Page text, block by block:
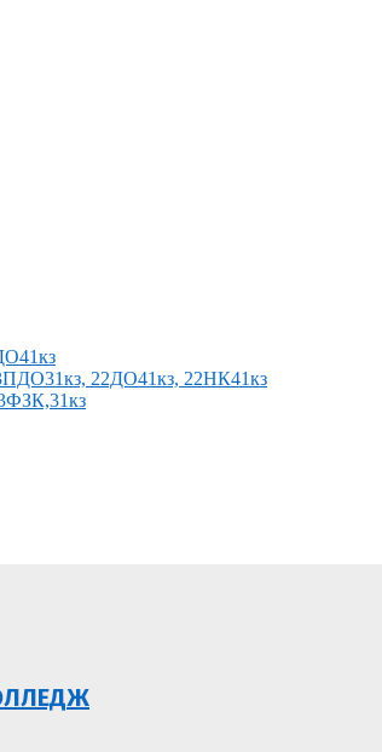
22ДО41кз, 22НК41кз